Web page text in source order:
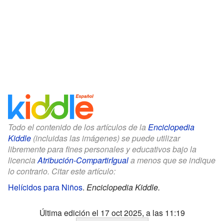
Todo el contenido de los artículos de la Enciclopedia
Kiddle (incluidas las imágenes) se puede utilizar
libremente para fines personales y educativos bajo la
licenciaAtribución-CompartirIguala menos que se indique
lo contrario. Citar este artículo:
Helícidos para Niños. Enciclopedia Kiddle.
Última edición el 17 oct 2025, a las 11:19